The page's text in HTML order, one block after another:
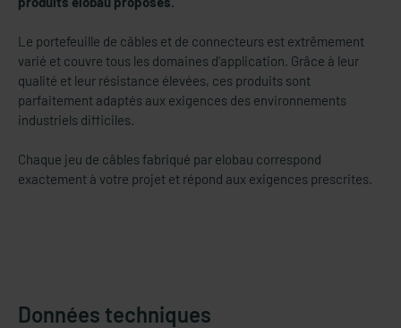
Le portefeuille de câbles et de connecteurs est extrêmement
varié et couvre tous les domaines d'application. Grâce à leur
qualité et leur résistance élevées, ces produits sont
parfaitement adaptés aux exigences des environnements
industriels difficiles.
Chaque jeu de câbles fabriqué par elobau correspond
exactement à votre projet et répond aux exigences prescrites.
Données techniques